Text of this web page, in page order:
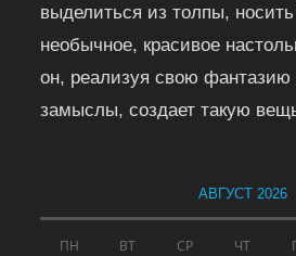
выделиться из толпы, носить
необычное, красивое
он, реализуя свою фантазию
замыслы, создает такую
АВГУСТ 2026
ПН ВТ СР ЧТ